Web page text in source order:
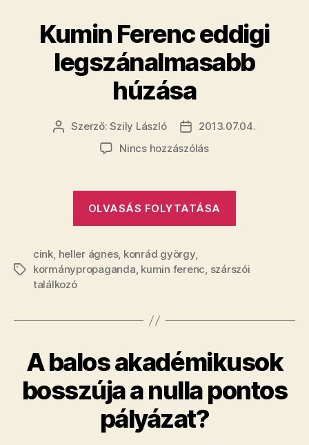
riporttal”
Kumin Ferenc eddigi
legszánalmasabb
húzása
Bejegyzés
Szerző:Szily László
Bejegyzés
dátuma
2013.07.04.
Nincs hozzászólása(z)
eddigi
legszánalmasabb
húzása
OLVASÁS FOLYTATÁSA
húzása”
Címkék
cink, heller ágnes, konrád györgy,
kormánypropaganda, kumin ferenc, szárszói
találkozó
A balos akadémikusok
bosszúja a nulla pontos
pályázat?